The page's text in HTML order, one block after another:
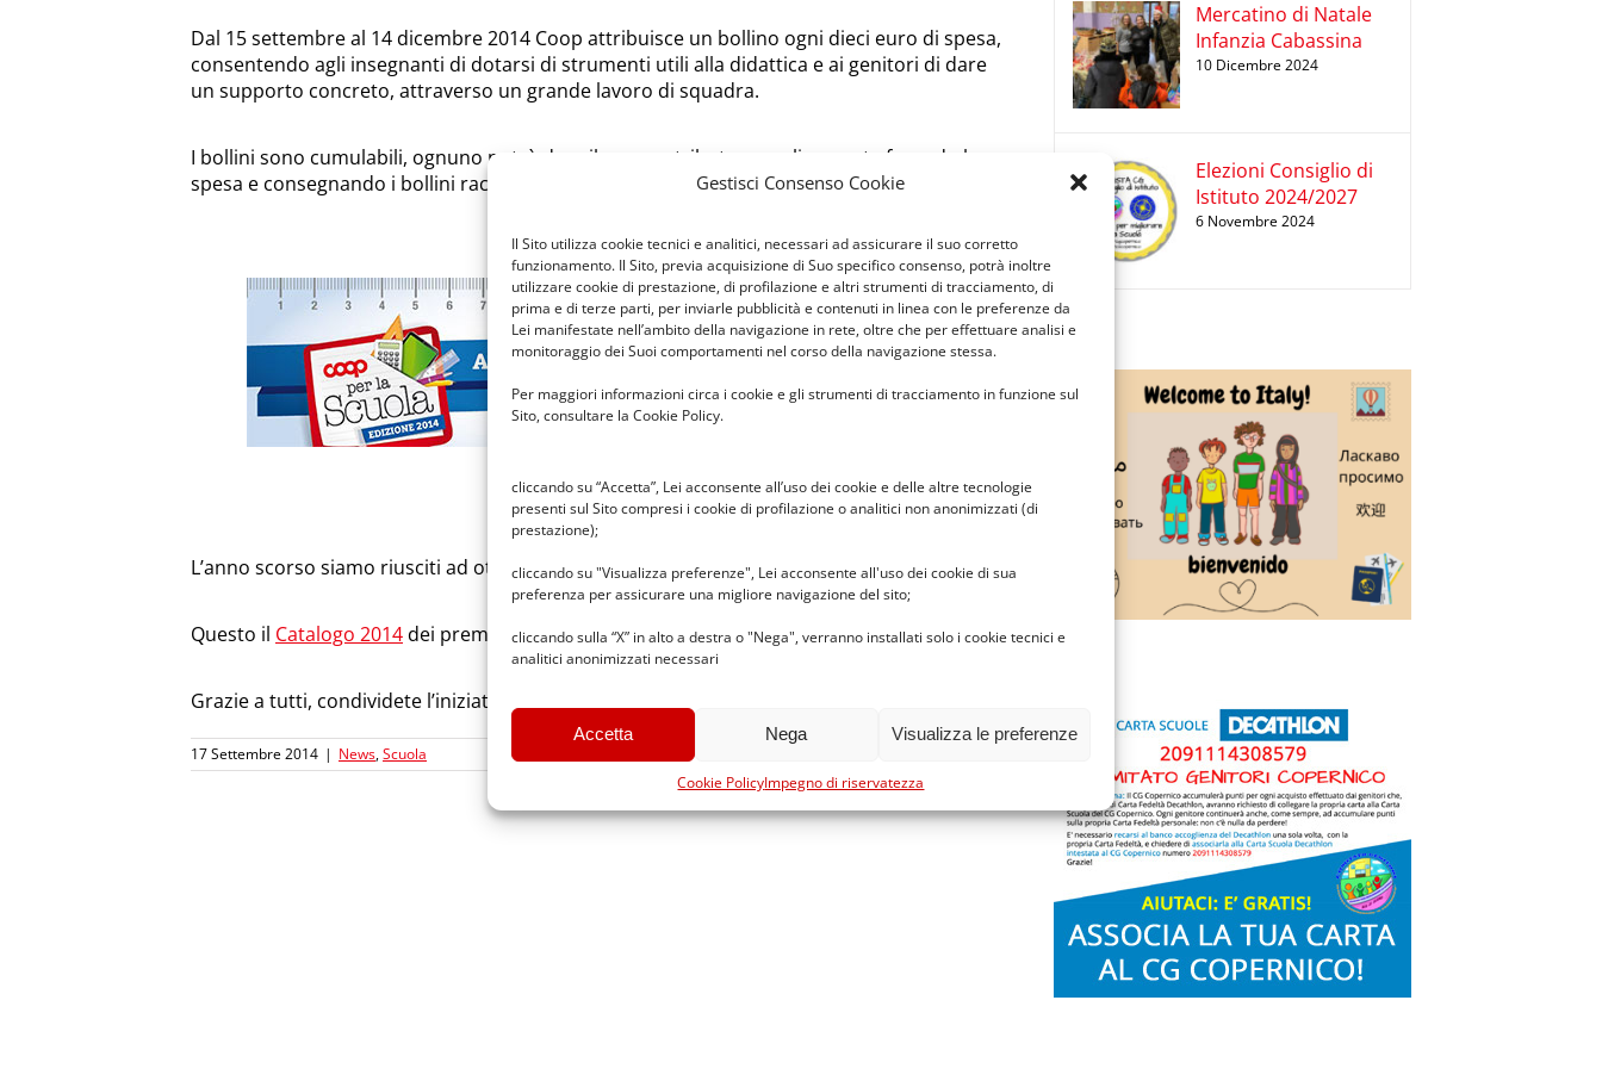
Gestisci Consenso Cookie
Il Sito utilizza cookie tecnici e analitici, necessari ad assicurare il suo corretto
funzionamento. Il Sito, previa acquisizione di Suo specifico consenso, potrà inoltre
utilizzare cookie di prestazione, di profilazione e altri strumenti di tracciamento, di
prima e di terze parti, per inviarle pubblicità e contenuti in linea con le preferenze da
Lei manifestate nell’ambito della navigazione in rete, oltre che per effettuare analisi e
monitoraggio dei Suoi comportamenti nel corso della navigazione stessa.
Per maggiori informazioni circa i cookie e gli strumenti di tracciamento in funzione sul
Sito, consultare la Cookie Policy.
cliccando su “Accetta”, Lei acconsente all’uso dei cookie e delle altre tecnologie
presenti sul Sito compresi i cookie di profilazione o analitici non anonimizzati (di
prestazione);
cliccando su "Visualizza preferenze", Lei acconsente all'uso dei cookie di sua
preferenza per assicurare una migliore navigazione del sito;
cliccando sulla “X” in alto a destra o "Nega", verranno installati solo i cookie tecnici e
analitici anonimizzati necessari
Accetta Nega Visualizza le preferenze
Cookie PolicyImpegno di riservatezza
Dal 15 settembre al 14 dicembre 2014 Coop attribuisce un bollino ogni dieci euro di spesa,
consentendo agli insegnanti di dotarsi di strumenti utili alla didattica e ai genitori di dare
un supporto concreto, attraverso un grande lavoro di squadra.
I bollini sono cumulabili, ognuno potrà dare il suo contributo semplicemente facendo la
spesa e consegnando i bollini raccolti a scuola.
L’anno scorso siamo riusciti ad ottenerequesti premi .
Questo il Catalogo 2014dei premi.
Grazie a tutti, condividete l’iniziativa!
17 Settembre 2014 | News,Scuola
Mercatino di Natale
Infanzia Cabassina
10 Dicembre 2024
Elezioni Consiglio di
Istituto 2024/2027
6 Novembre 2024